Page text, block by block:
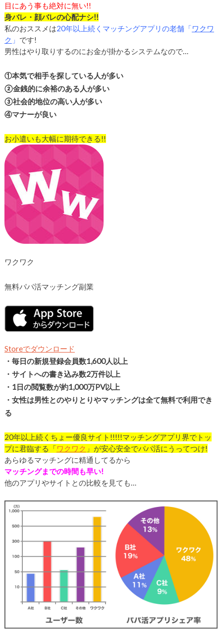
目にあう事も絶対に無い!!
身バレ・顔バレの心配ナシ!!
私のおススメは20年以上続くマッチングアプリの老舗「ワクワ
ク 」 です!
男性はやり取りするのにお金が掛かるシステムなので…
①本気で相手を探している人が多い
②金銭的に余裕のある人が多い
③社会的地位の高い人が多い
④マナーが良い
お小遣いも大幅に期待できる!!
ワクワク
無料パパ活マッチング副業
Storeでダウンロード
・毎日の新規登録会員数1,600人以上
・サイトへの書き込み数2万件以上
・ 1日の閲覧数が約1,000万PV以上
・女性は男性とのやりとりやマッチングは全て無料で利用でき
る
20年以上続くちょー優良サイト!!!!!マッチングアプリ界でトッ
プに君臨する「ワクワク 」が安心安全でパパ活にうってつけ!
あらゆるマッチングに精通してるから
マッチングまでの時間も早い!
他のアプリやサイトとの比較を見ても…